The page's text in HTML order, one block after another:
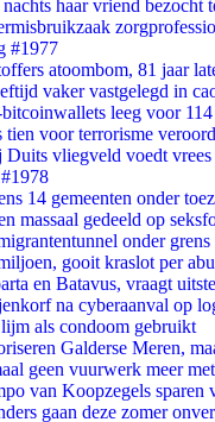
haar vriend bezocht
#1977
atoombom, 81 jaar
vaker vastgelegd in
leeg voor
tien voor terrorisme
vliegveld voedt
14 gemeenten onder
massaal gedeeld op
onder grens
gooit kraslot per
en Batavus, vraagt
na cyberaanval op
als condoom gebruikt
Galderse Meren,
geen vuurwerk meer
van Koopzegels sparen
gaan deze zomer